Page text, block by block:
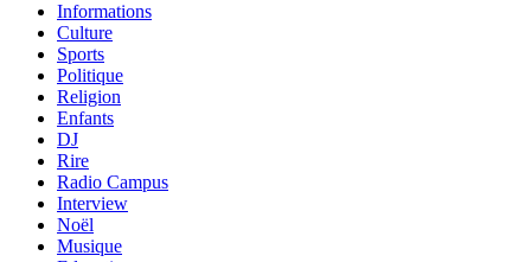
Informations
Culture
Sports
Politique
Religion
Enfants
DJ
Rire
Radio Campus
Interview
Noël
Musique